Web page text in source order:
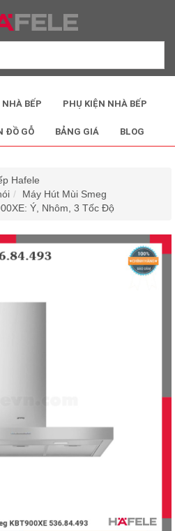
BẾP PHỤ KIỆN NHÀ BẾP
ĐỒ GỖ BẢNG GIÁ BLOG
Hafele
Máy Hút Mùi Smeg
Ý, Nhôm, 3 Tốc Độ